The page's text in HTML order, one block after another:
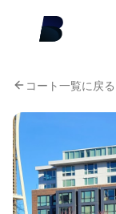
コート一覧に戻る